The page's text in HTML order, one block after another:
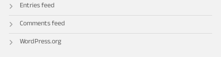
Entries feed
Comments feed
WordPress.org